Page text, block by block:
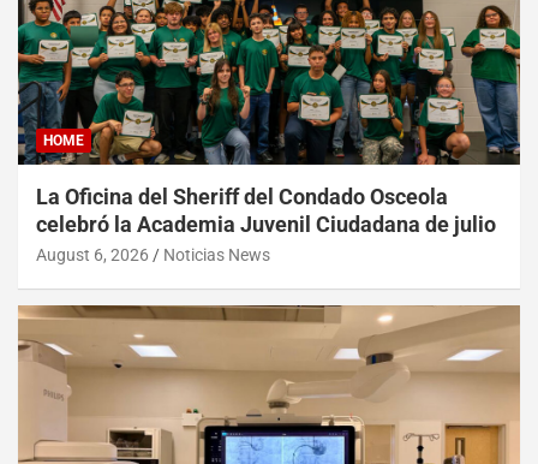
HOME
La Oficina del Sheriff del Condado Osceola
celebró la Academia Juvenil Ciudadana de julio
August 6, 2026 Noticias News